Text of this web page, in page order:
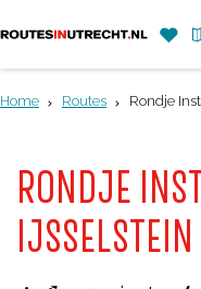
F
a
v
i
e
Home Routes Rondje
RONDJE
IJSSELSTEIN